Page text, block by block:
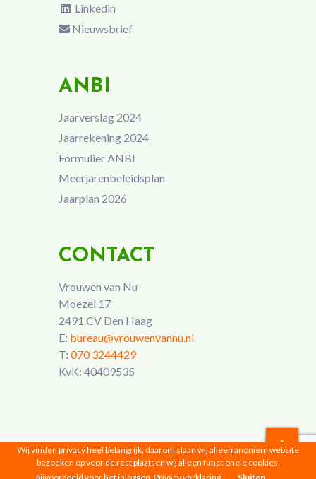
Linkedin
Nieuwsbrief
ANBI
Jaarverslag 2024
Jaarrekening 2024
Formulier ANBI
Meerjarenbeleidsplan
Jaarplan 2026
CONTACT
Vrouwen van Nu
Moezel 17
2491 CV Den Haag
E: bureau@vrouwenvannu.nl
T: 070 3244429
KvK: 40409535
Vrouwen van Nu © 2026 |Privacyverklaring
Wij vinden privacy heel belangrijk, daarom slaan wij alleen anoniem website
bezoeken op voor de rest plaatsen wij alleen functionele cookies,